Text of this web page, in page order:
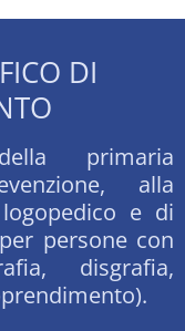
DI
primaria
alla
e di
persone con
disgrafia,